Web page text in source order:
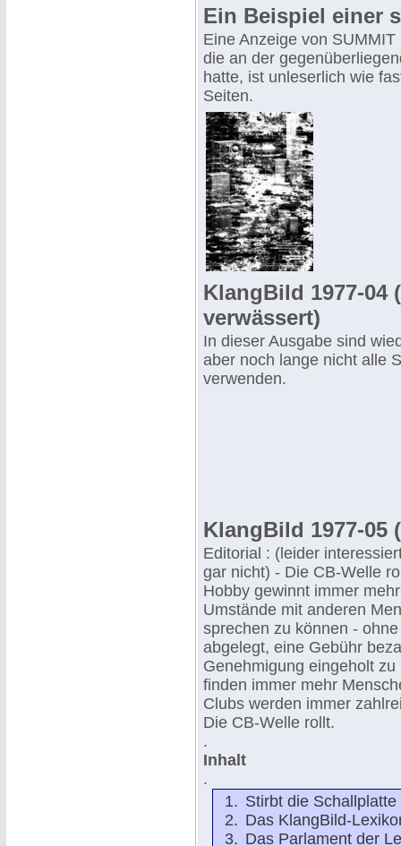
Ein Beispiel einer
Eine Anzeige von
die an der
hatte, ist unleserlich wie
Seiten.
KlangBild 1977-04
verwässert)
In dieser Ausgabe sind
aber noch lange nicht alle
verwenden.
KlangBild 1977-05
Editorial : (leider
gar nicht) - Die CB-Welle
Hobby gewinnt immer
Umstände mit anderen
sprechen zu können -
abgelegt, eine Gebühr
Genehmigung eingeholt
finden immer mehr
Clubs werden immer
Die CB-Welle rollt.
.
Inhalt
.
Stirbt die
Das KlangBild-
Das Parlament der